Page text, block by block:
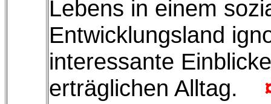
Lebens in einem
Entwicklungsland
interessante
erträglichen Alltag.